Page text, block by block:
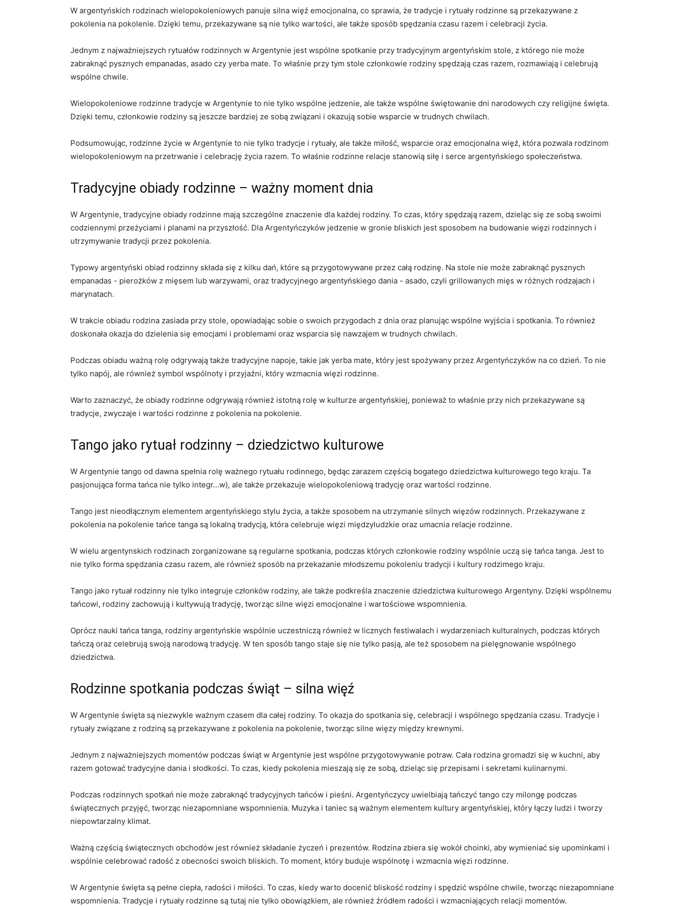
W ‌argentyńskich rodzinach ​wielopokoleniowych panuje silna więź emocjonalna, co sprawia, że tradycje i rytuały rodzinne są ​przekazywane z
pokolenia na pokolenie.‌ Dzięki temu, przekazywane są nie tylko wartości, ale także sposób spędzania czasu razem i celebracji życia.
Jednym z najważniejszych rytuałów rodzinnych⁣ w Argentynie jest wspólne‍ spotkanie‌ przy ⁣tradycyjnym argentyńskim stole,​ z którego ​nie może
zabraknąć pysznych empanadas, asado czy yerba mate. ‌To​ właśnie przy ‌tym stole członkowie rodziny spędzają czas razem, rozmawiają i celebrują
wspólne chwile.
Wielopokoleniowe rodzinne tradycje⁣ w‌ Argentynie to nie tylko wspólne jedzenie, ale także wspólne ‌świętowanie dni narodowych czy religijne święta.
Dzięki temu,⁢ członkowie rodziny są jeszcze‍ bardziej ⁣ze sobą związani i⁢ okazują sobie ‌wsparcie w trudnych chwilach.
Podsumowując, rodzinne życie w Argentynie to nie tylko tradycje i rytuały, ale także miłość, wsparcie oraz emocjonalna więź, która pozwala‍ rodzinom
wielopokoleniowym na przetrwanie i celebrację życia razem. ⁣To właśnie rodzinne relacje stanowią siłę⁣ i serce argentyńskiego społeczeństwa.
Tradycyjne obiady rodzinne ​– ważny moment dnia
W Argentynie, tradycyjne obiady rodzinne mają szczególne znaczenie⁤ dla każdej rodziny. To czas, który spędzają razem, dzieląc ‌się ze sobą swoimi
codziennymi przeżyciami⁣ i planami na przyszłość. Dla Argentyńczyków⁢ jedzenie w gronie bliskich jest sposobem na ⁤budowanie więzi rodzinnych i
utrzymywanie tradycji przez pokolenia.
Typowy‌ argentyński obiad rodzinny składa się ‌z kilku dań, które są przygotowywane przez całą rodzinę. Na ⁢stole nie​ może zabraknąć pysznych
empanadas ​- pierożków z mięsem lub warzywami, oraz tradycyjnego argentyńskiego dania ⁤- asado, czyli grillowanych mięs w różnych ⁤rodzajach i
marynatach.
W trakcie obiadu rodzina zasiada przy stole,⁤ opowiadając sobie o swoich przygodach⁤ z dnia oraz planując wspólne wyjścia i spotkania. To również
doskonała‍ okazja do dzielenia się emocjami ⁣i problemami⁣ oraz ‍wsparcia‍ się nawzajem⁢ w trudnych ‌chwilach.
Podczas obiadu ⁣ważną rolę odgrywają także⁤ tradycyjne napoje, takie ‍jak ​yerba mate, który jest spożywany przez Argentyńczyków na co dzień. To​ nie​
tylko napój, ale również symbol ⁤wspólnoty i przyjaźni, który wzmacnia więzi‌ rodzinne.
Warto zaznaczyć, że obiady rodzinne ‍odgrywają ⁣również istotną rolę w kulturze‍ argentyńskiej, ponieważ to właśnie ‍przy nich przekazywane są
tradycje, zwyczaje i wartości rodzinne ⁤z pokolenia na pokolenie.
Tango jako ​rytuał ‌rodzinny – ​dziedzictwo kulturowe
W​ Argentynie tango od dawna‌ spełnia rolę ważnego ​rytuału rodinnego, ⁣będąc zarazem częścią ⁣bogatego dziedzictwa⁤ kulturowego tego kraju.⁤ Ta
pasjonująca ‍forma‌ tańca ‌nie tylko ‍integr…w), ale także przekazuje wielopokoleniową tradycję oraz⁢ wartości rodzinne.
Tango jest ‍nieodłącznym elementem argentyńskiego stylu życia, a także sposobem na utrzymanie silnych ⁤więzów rodzinnych. Przekazywane z
pokolenia na pokolenie tańce tanga są lokalną tradycją, która celebruje więzi międzyludzkie ‌oraz umacnia relacje rodzinne.
W ⁣wielu argentynskich rodzinach zorganizowane są regularne spotkania, podczas których członkowie rodziny wspólnie uczą się tańca tanga. Jest to
nie tylko forma spędzania czasu razem, ale ⁤również sposób na przekazanie ​młodszemu pokoleniu tradycji i kultury rodzimego kraju.
Tango jako rytuał​ rodzinny nie‍ tylko integruje członków rodziny, ale​ także podkreśla znaczenie dziedzictwa kulturowego Argentyny. Dzięki‍ wspólnemu
tańcowi,⁢ rodziny zachowują ⁢i kultywują‍ tradycję, tworząc silne więzi emocjonalne ⁤i wartościowe wspomnienia.
Oprócz⁣ nauki tańca tanga, rodziny argentyńskie wspólnie uczestniczą również ​w licznych ⁢festiwalach i wydarzeniach ⁢kulturalnych,​ podczas których
‍tańczą oraz celebrują swoją narodową tradycję. W ten‍ sposób tango staje ⁢się nie tylko pasją, ale też sposobem na pielęgnowanie⁤ wspólnego
dziedzictwa.
Rodzinne spotkania podczas ⁢świąt – silna‌ więź
W Argentynie święta są niezwykle ważnym czasem dla całej rodziny. To okazja do spotkania się, celebracji i wspólnego ‍spędzania czasu. Tradycje ⁤i
rytuały związane z rodziną są ​przekazywane z pokolenia na pokolenie, ⁢tworząc​ silne więzy między krewnymi.
Jednym‍ z najważniejszych momentów podczas świąt w Argentynie jest wspólne przygotowywanie ‌potraw. Cała rodzina gromadzi się​ w kuchni, aby
razem gotować tradycyjne​ dania i słodkości. To czas, ‍kiedy pokolenia mieszają się ze sobą, dzieląc się⁣ przepisami i ⁤sekretami kulinarnymi.
Podczas ​rodzinnych spotkań nie może zabraknąć ​tradycyjnych ‌tańców i ⁢pieśni. ​Argentyńczycy uwielbiają tańczyć tango⁢ czy milongę podczas
świątecznych przyjęć, tworząc niezapomniane wspomnienia. Muzyka⁢ i taniec są ważnym ⁢elementem ⁢kultury argentyńskiej, który łączy ludzi i tworzy ​
niepowtarzalny klimat.
Ważną ‌częścią świątecznych obchodów ⁢jest również składanie‌ życzeń i prezentów. Rodzina‍ zbiera⁢ się wokół choinki, aby wymieniać się upominkami ⁢i​
wspólnie celebrować ⁣radość z obecności ‌swoich bliskich.‍ To moment, który buduje wspólnotę i wzmacnia ‌więzi rodzinne.
W Argentynie święta są pełne ciepła, radości i miłości. To czas, ⁣kiedy warto docenić⁣ bliskość rodziny i spędzić wspólne chwile, ‍tworząc‌ niezapomniane
wspomnienia. Tradycje i rytuały rodzinne są tutaj ‌nie tylko obowiązkiem, ale również źródłem radości i wzmacniających relacji momentów.